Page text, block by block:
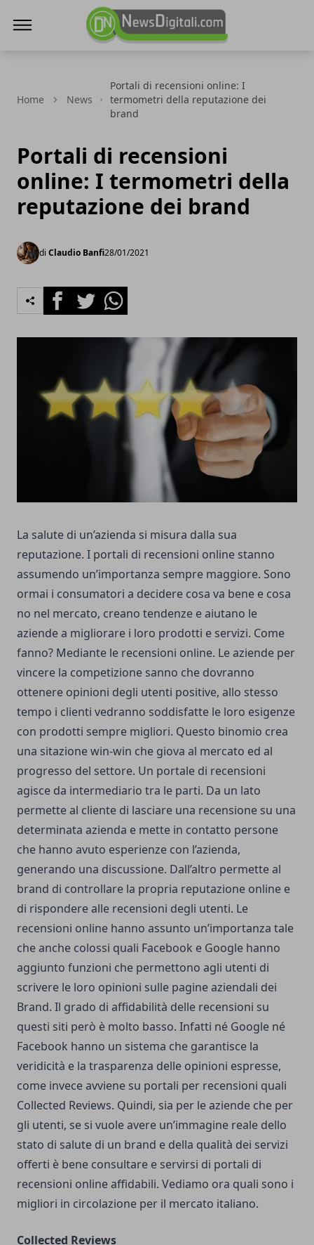
Home News
Portali di recensioni online: I
termometri della reputazione dei
brand
Portali di recensioni
online: I termometri della
reputazione dei brand
di Claudio Banfi28/01/2021
FacebookTwitterWhatsapp
La salute di un’azienda si misura dalla sua
reputazione. I portali di recensioni online stanno
assumendo un’importanza sempre maggiore. Sono
ormai i consumatori a decidere cosa va bene e cosa
no nel mercato, creano tendenze e aiutano le
aziende a migliorare i loro prodotti e servizi. Come
fanno? Mediante le recensioni online. Le aziende per
vincere la competizione sanno che dovranno
ottenere opinioni degli utenti positive, allo stesso
tempo i clienti vedranno soddisfatte le loro esigenze
con prodotti sempre migliori. Questo binomio crea
una sitazione win-win che giova al mercato ed al
progresso del settore. Un portale di recensioni
agisce da intermediario tra le parti. Da un lato
permette al cliente di lasciare una recensione su una
determinata azienda e mette in contatto persone
che hanno avuto esperienze con l’azienda,
generando una discussione. Dall’altro permette al
brand di controllare la propria reputazione online e
di rispondere alle recensioni degli utenti. Le
recensioni online hanno assunto un’importanza tale
che anche colossi quali Facebook e Google hanno
aggiunto funzioni che permettono agli utenti di
scrivere le loro opinioni sulle pagine aziendali dei
Brand. Il grado di affidabilità delle recensioni su
questi siti però è molto basso. Infatti né Google né
Facebook hanno un sistema che garantisce la
veridicità e la trasparenza delle opinioni espresse,
come invece avviene su portali per recensioni quali
Collected Reviews. Quindi, sia per le aziende che per
gli utenti, se si vuole avere un’immagine reale dello
stato di salute di un brand e della qualità dei servizi
offerti è bene consultare e servirsi di portali di
recensioni online affidabili. Vediamo ora quali sono i
migliori in circolazione per il mercato italiano.
Collected Reviews